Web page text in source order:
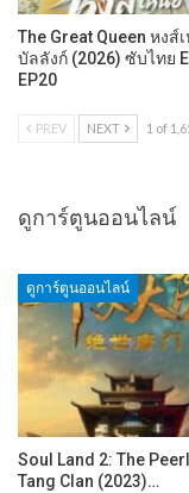
The Great Queen หงส์
บัลลังก์ (2026) ซับไทย
EP20
PREV NEXT 1 of
ดูการ์ตูนออนไลน์
ดูการ์ตูนออนไลน์
Soul Land 2: The
Tang Clan (2023)…